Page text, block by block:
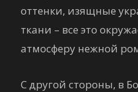
оттенки, изящные
ткани – все это
атмосферу нежной
С другой стороны, в